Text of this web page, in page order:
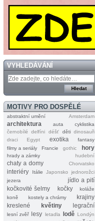
VYHLEDÁVÁNÍ
MOTIVY PRO DOSPĚLÉ
abstraktní umění Amsterdam
architektura auta
cyklistika
černobílé
delfíni déšť děti dinosauři
draci
Egypt exotika
fantasy
filmy a seriály
Francie gothic hory
hrady a zámky hudební
chaty a domy Chorvatsko
interiéry Itálie Japonsko
jednorožci
jezera
jídlo a pití
kočkovité šelmy
kočky
koláže
koně
kostely a chrámy
krajiny
kreslené
květiny legrační
lesní zvěř lesy letadla lodě Londýn